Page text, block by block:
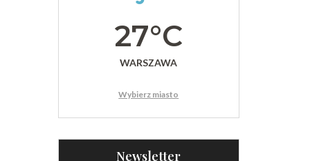
27°C
WARSZAWA
Wybierz miasto
Newsletter